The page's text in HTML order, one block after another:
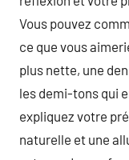
Vous pouvez
ce que vous
plus nette, une
les demi-tons qui
expliquez votre
naturelle et une